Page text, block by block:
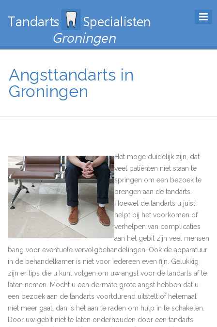
Angsttandarts in
Groningen
Het moge duidelijk zijn, dat
veel patiënten niet staan te
springen om een bezoek te
brengen aan de tandarts.
Hoewel de tandarts u juist
helpt bij het voorkomen of
verhelpen van complicaties
aan het gebit zijn veel mensen
bang voor eventuele vervolgbehandelingen. Ook de apparatuur
in de behandelkamer is niet voor iedereen even fijn. Gelukkig
zijn er tips die u kunt volgen om uw angst voor de tandarts af te
laten nemen. Mocht u een dermate grote angst hebben dat u
een bezoek aan de tandarts voortdurend uitstelt of helemaal
niet meer gaat, dan is het aan te raden om hulp in te schakelen.
Door uw gebit niet te laten onderhouden door een tandarts